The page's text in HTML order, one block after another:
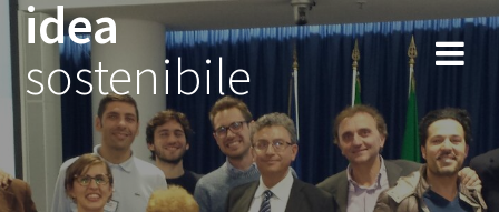
al
contenuto
idea
sostenibile